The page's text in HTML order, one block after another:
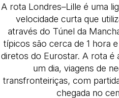
A rota Londres–Lille é uma
velocidade curta que
através do Túnel da
típicos são cerca de 1 hora
diretos do Eurostar. A rota é
um dia, viagens de
transfronteiriças, com
chegada no